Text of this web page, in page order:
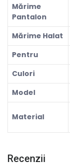
Mărime
Pantalon
Mărime Halat
Pentru
Culori
Model
Material
Recenzii